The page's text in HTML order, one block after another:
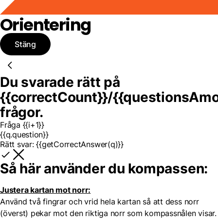
Orientering
Stäng
Du svarade rätt på
{{correctCount}}/
frågor.
Fråga {{i+1}}
{{q.question}}
Rätt svar:{{getCorrectAnswer(q)}}
Så här använder du kompassen:
Justera kartan mot norr:
Använd två fingrar och vrid hela kartan så att dess norr
(överst) pekar mot den riktiga norr som kompassnålen visar.